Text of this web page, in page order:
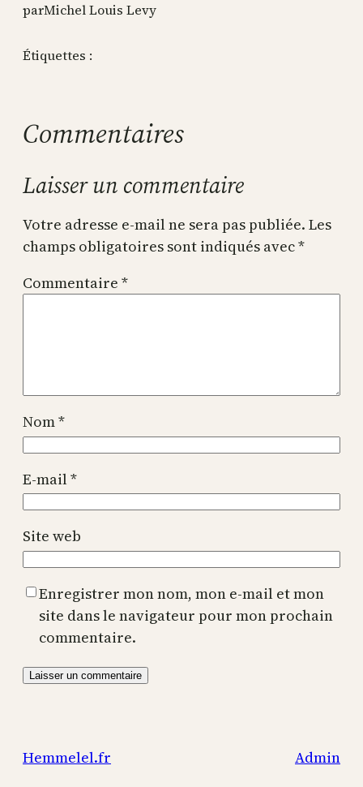
parMichel Louis Levy
Étiquettes :
Commentaires
Laisser un commentaire
Votre adresse e-mail ne sera pas publiée. Les
champs obligatoires sont indiqués avec*
Commentaire *
Nom*
E-mail*
Site web
Enregistrer mon nom, mon e-mail et mon
site dans le navigateur pour mon prochain
commentaire.
Hemmelel.fr Admin